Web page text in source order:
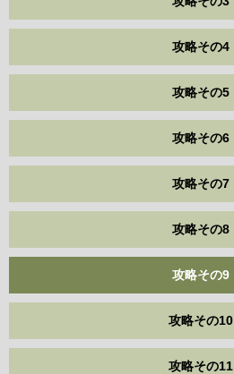
攻略その4
攻略その5
攻略その6
攻略その7
攻略その8
攻略その9
攻略その10
攻略その11